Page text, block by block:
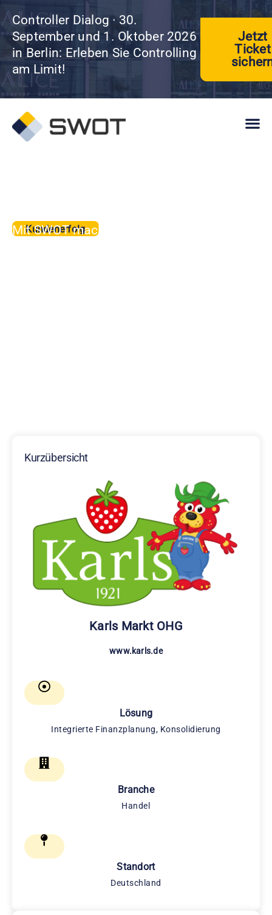
Controller Dialog · 30.
September und 1. Oktober 2026
in Berlin: Erleben Sie Controlling
am Limit!
Jetzt
Ticket
Kundenerfolg
Mit SWOT macht Karls Markt auch
Kurzübersicht
Karls Markt OHG
www.karls.de
Lösung
Integrierte Finanzplanung, Konsolidierung
Branche
Handel
Standort
Deutschland